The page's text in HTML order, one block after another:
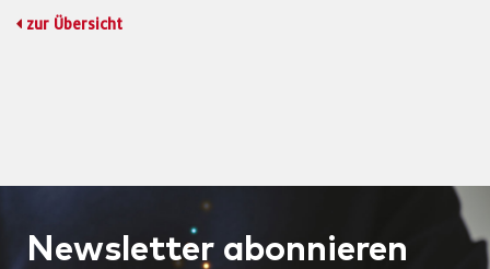
zur Übersicht
Newsletter abonnieren